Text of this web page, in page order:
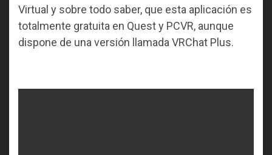
Virtual y sobre todo saber, que esta aplicación es
totalmente gratuita en Quest y PCVR, aunque
dispone de una versión llamada VRChat Plus.